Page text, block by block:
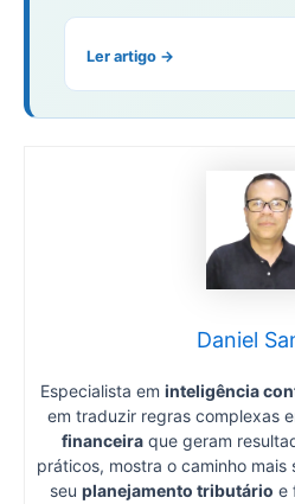
Ler artigo →
Daniel
Especialista em inteligência
em traduzir regras complexas
financeira que geram
práticos, mostra o caminho
seu planejamento tributário e